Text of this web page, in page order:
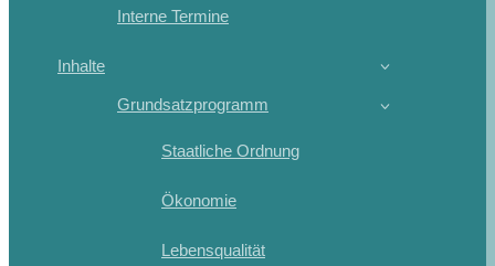
Interne Termine
Inhalte
Grundsatzprogramm
Staatliche Ordnung
Ökonomie
Lebensqualität